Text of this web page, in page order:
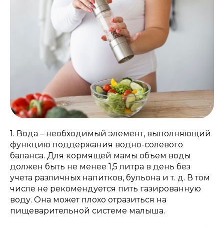
1. Вода – необходимый элемент, выполняющий
функцию поддержания водно-солевого
баланса. Для кормящей мамы объем воды
должен быть не менее 1,5 литра в день без
учета различных напитков, бульона и т. д. В том
числе не рекомендуется пить газированную
воду. Она может плохо отразиться на
пищеварительной системе малыша.